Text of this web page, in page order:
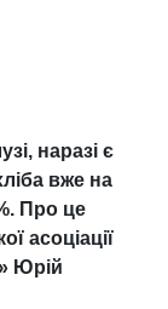
наразі є
вже на
Про це
асоціації
Юрій